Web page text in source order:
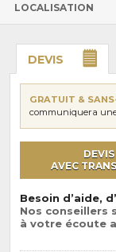
LOCALISATION
DEVIS
GRATUIT &
communiquera
DEVIS
AVEC
Besoin d’aide,
Nos conseillers
à votre écoute